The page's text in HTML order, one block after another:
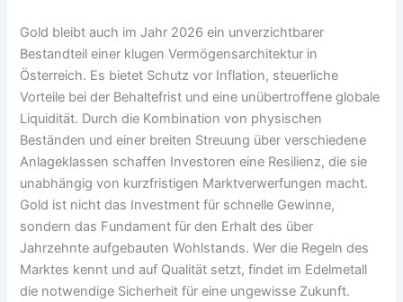
Gold bleibt auch im Jahr 2026 ein unverzichtbarer
Bestandteil einer klugen Vermögensarchitektur in
Österreich. Es bietet Schutz vor Inflation, steuerliche
Vorteile bei der Behaltefrist und eine unübertroffene globale
Liquidität. Durch die Kombination von physischen
Beständen und einer breiten Streuung über verschiedene
Anlageklassen schaffen Investoren eine Resilienz, die sie
unabhängig von kurzfristigen Marktverwerfungen macht.
Gold ist nicht das Investment für schnelle Gewinne,
sondern das Fundament für den Erhalt des über
Jahrzehnte aufgebauten Wohlstands. Wer die Regeln des
Marktes kennt und auf Qualität setzt, findet im Edelmetall
die notwendige Sicherheit für eine ungewisse Zukunft.